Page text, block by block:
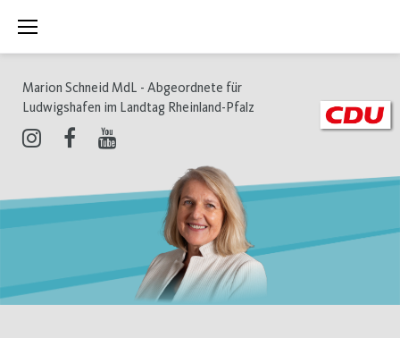
Inhalt
Marion Schneid MdL - Abgeordnete für
Ludwigshafen im Landtag Rheinland-Pfalz